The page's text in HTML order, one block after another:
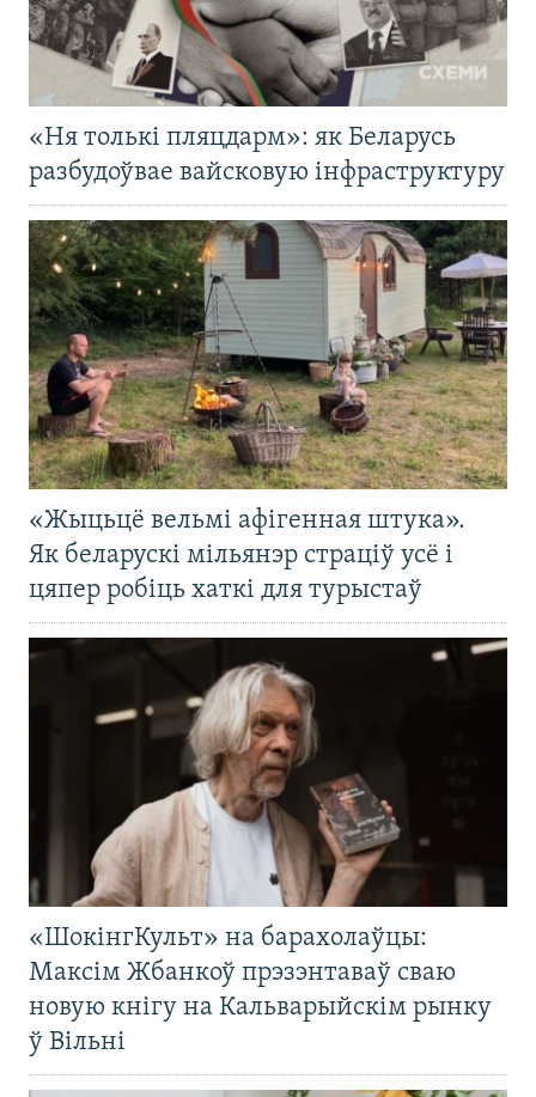
«Ня толькі пляцдарм»: як Беларусь
разбудоўвае вайсковую інфраструктуру
«Жыцьцё вельмі афігенная штука».
Як беларускі мільянэр страціў усё і
цяпер робіць хаткі для турыстаў
«ШокінгКульт» на барахолаўцы:
Максім Жбанкоў прэзэнтаваў сваю
новую кнігу на Кальварыйскім рынку
ў Вільні